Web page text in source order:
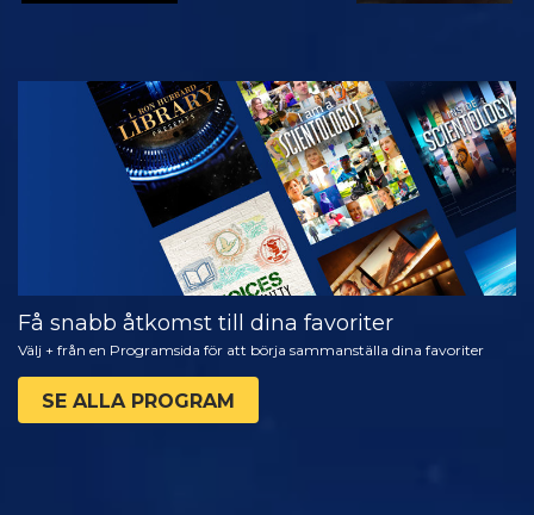
TITTA
UTFORSKA
SERIEN
Få snabb åtkomst till dina favoriter
Välj + från en Programsida för att börja sammanställa dina favoriter
SE ALLA PROGRAM